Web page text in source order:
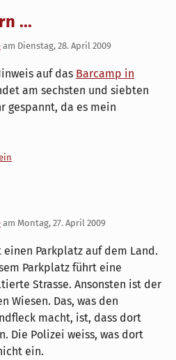
...
am Dienstag, 28. April 2009
auf das Barcamp in
am sechsten und siebten
gespannt, da es mein
am Montag, 27. April 2009
einen Parkplatz auf dem Land.
Parkplatz führt eine
Strasse. Ansonsten ist der
Wiesen. Das, was den
macht, ist, dass dort
Die Polizei weiss, was dort
ein.